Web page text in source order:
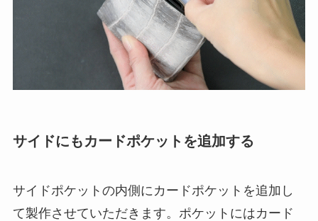
サイドにもカードポケットを追加する
サイドポケットの内側にカードポケットを追加し
て製作させていただきます。ポケットにはカード